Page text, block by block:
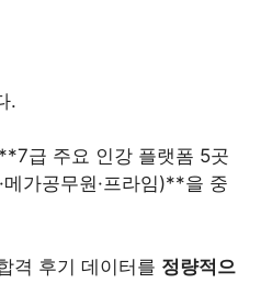
.
급 주요 인강 플랫폼 5곳
메가공무원·프라임)**을 중
격 후기 데이터를 정량적으